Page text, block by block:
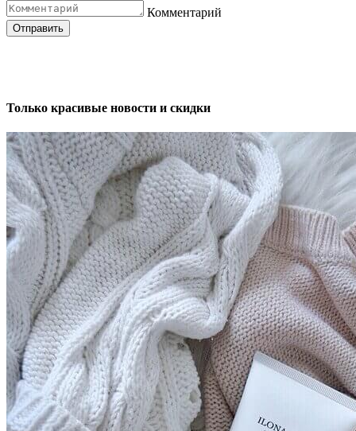
Комментарий
Отправить
Только красивые новости и скидки